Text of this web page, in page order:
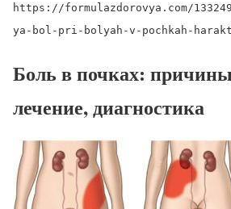
https://formulazdorovya.com/
ya-bol-pri-bolyah-v-pochkah-
Боль в почках:
лечение, диагностика